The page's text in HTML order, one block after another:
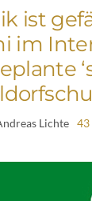
ist
im
Lichte 43